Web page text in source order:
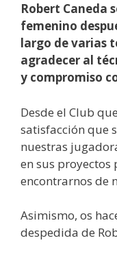
Robert Caneda
femenino
largo de varias
agradecer al
y compromiso
Desde el Club
satisfacción que
nuestras
en sus proyectos
encontrarnos de
Asimismo, os
despedida de